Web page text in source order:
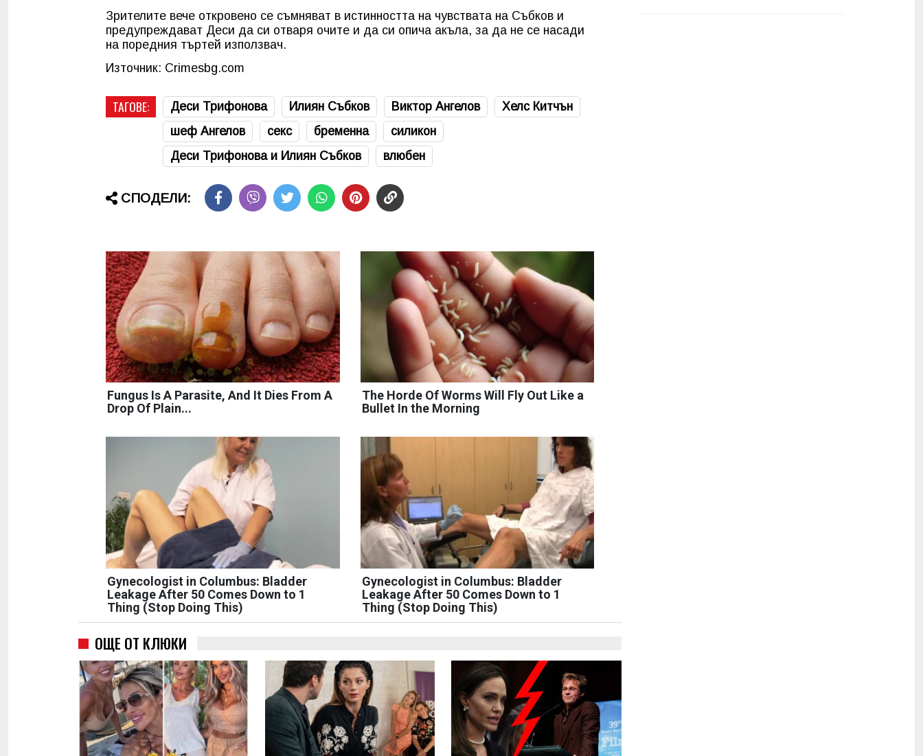
Зрителите вече откровено се съмняват в истинността на чувствата на Събков и
предупреждават Деси да си отваря очите и да си опича акъла, за да не се насади
на поредния търтей използвач.
Източник: Crimesbg.com
ТАГОВЕ: Деси Трифонова Илиян Събков Виктор Ангелов
Хелс Китчън
шеф Ангелов
секс бременна
силикон
Деси Трифонова и Илиян Събков
влюбен
СПОДЕЛИ:
Fungus Is A Parasite, And It Dies From A
Drop Of Plain...
The Horde Of Worms Will Fly Out Like a
Bullet In the Morning
Gynecologist in Columbus: Bladder
Leakage After 50 Comes Down to 1
Thing (Stop Doing This)
Gynecologist in Columbus: Bladder
Leakage After 50 Comes Down to 1
Thing (Stop Doing This)
ОЩЕ ОТ КЛЮКИ